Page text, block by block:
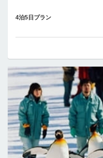
4泊5日プラン